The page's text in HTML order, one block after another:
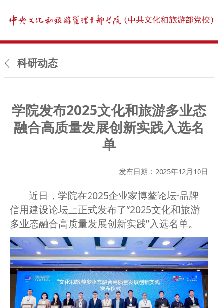
科研动态
学院发布2025文化和旅游多业态
融合高质量发展创新实践入选名
单
发布日期：2025年12月10日
近日，学院在2025企业家博鳌论坛·品牌
信用建设论坛上正式发布了“2025文化和旅游
多业态融合高质量发展创新实践”入选名单。